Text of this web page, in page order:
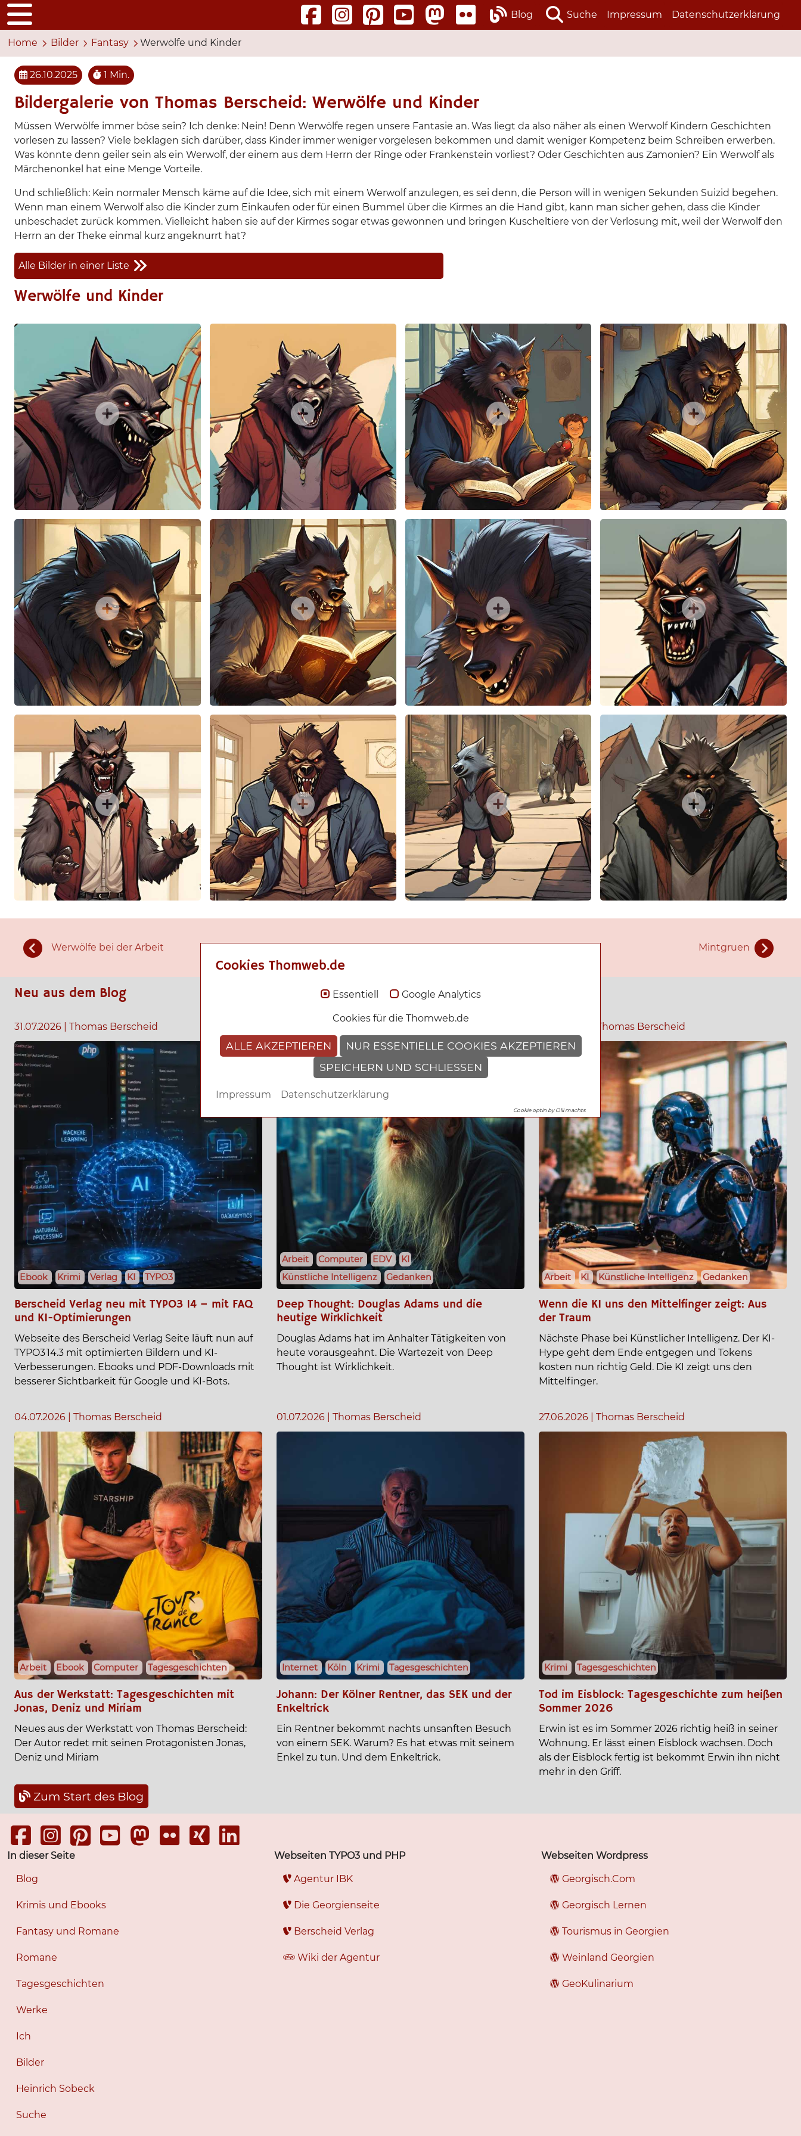
Blog Suche Impressum Datenschutzerklärung
Home Bilder Fantasy Werwölfe und Kinder
26.10.2025 1 Min.
Bildergalerie von Thomas Berscheid: Werwölfe und Kinder
Müssen Werwölfe immer böse sein? Ich denke: Nein! Denn Werwölfe regen unsere Fantasie an. Was liegt da also näher als einen Werwolf Kindern Geschichten
vorlesen zu lassen? Viele beklagen sich darüber, dass Kinder immer weniger vorgelesen bekommen und damit weniger Kompetenz beim Schreiben erwerben.
Was könnte denn geiler sein als ein Werwolf, der einem aus dem Herrn der Ringe oder Frankenstein vorliest? Oder Geschichten aus Zamonien? Ein Werwolf als
Märchenonkel hat eine Menge Vorteile.
Und schließlich: Kein normaler Mensch käme auf die Idee, sich mit einem Werwolf anzulegen, es sei denn, die Person will in wenigen Sekunden Suizid begehen.
Wenn man einem Werwolf also die Kinder zum Einkaufen oder für einen Bummel über die Kirmes an die Hand gibt, kann man sicher gehen, dass die Kinder
unbeschadet zurück kommen. Vielleicht haben sie auf der Kirmes sogar etwas gewonnen und bringen Kuscheltiere von der Verlosung mit, weil der Werwolf den
Herrn an der Theke einmal kurz angeknurrt hat?
Alle Bilder in einer Liste
Werwölfe und Kinder
Werwölfe bei der Arbeit Mintgruen
Neu aus dem Blog
31.07.2026 Thomas Berscheid
Ebook Krimi Verlag KI TYPO3
Berscheid Verlag neu mit TYPO3 14 – mit FAQ
und KI-Optimierungen
Webseite des Berscheid Verlag Seite läuft nun auf
TYPO3 14.3 mit optimierten Bildern und KI-
Verbesserungen. Ebooks und PDF-Downloads mit
besserer Sichtbarkeit für Google und KI-Bots.
Arbeit Computer EDV
KI
Künstliche Intelligenz
Gedanken
Deep Thought: Douglas Adams und die
heutige Wirklichkeit
Douglas Adams hat im Anhalter Tätigkeiten von
heute vorausgeahnt. Die Wartezeit von Deep
Thought ist Wirklichkeit.
Thomas Berscheid
Arbeit KI Künstliche Intelligenz Gedanken
Wenn die KI uns den Mittelfinger zeigt: Aus
der Traum
Nächste Phase bei Künstlicher Intelligenz. Der KI-
Hype geht dem Ende entgegen und Tokens
kosten nun richtig Geld. Die KI zeigt uns den
Mittelfinger.
04.07.2026 Thomas Berscheid
Arbeit Ebook Computer Tagesgeschichten
Aus der Werkstatt: Tagesgeschichten mit
Jonas, Deniz und Miriam
Neues aus der Werkstatt von Thomas Berscheid:
Der Autor redet mit seinen Protagonisten Jonas,
Deniz und Miriam
01.07.2026 Thomas Berscheid
Internet Köln Krimi Tagesgeschichten
Johann: Der Kölner Rentner, das SEK und der
Enkeltrick
Ein Rentner bekommt nachts unsanften Besuch
von einem SEK. Warum? Es hat etwas mit seinem
Enkel zu tun. Und dem Enkeltrick.
27.06.2026 Thomas Berscheid
Krimi Tagesgeschichten
Tod im Eisblock: Tagesgeschichte zum heißen
Sommer 2026
Erwin ist es im Sommer 2026 richtig heiß in seiner
Wohnung. Er lässt einen Eisblock wachsen. Doch
als der Eisblock fertig ist bekommt Erwin ihn nicht
mehr in den Griff.
Zum Start des Blog
In dieser Seite
Blog
Krimis und Ebooks
Fantasy und Romane
Romane
Tagesgeschichten
Werke
Ich
Bilder
Heinrich Sobeck
Suche
Webseiten TYPO3 und PHP
Agentur IBK
Die Georgienseite
Berscheid Verlag
Wiki der Agentur
Webseiten Wordpress
Georgisch.Com
Georgisch Lernen
Tourismus in Georgien
Weinland Georgien
GeoKulinarium
Cookies Thomweb.de
Essentiell Google Analytics
Cookies für die Thomweb.de
ALLE AKZEPTIEREN
NUR ESSENTIELLE COOKIES AKZEPTIEREN
SPEICHERN UND SCHLIESSEN
Impressum Datenschutzerklärung
Cookie optin by Olli machts